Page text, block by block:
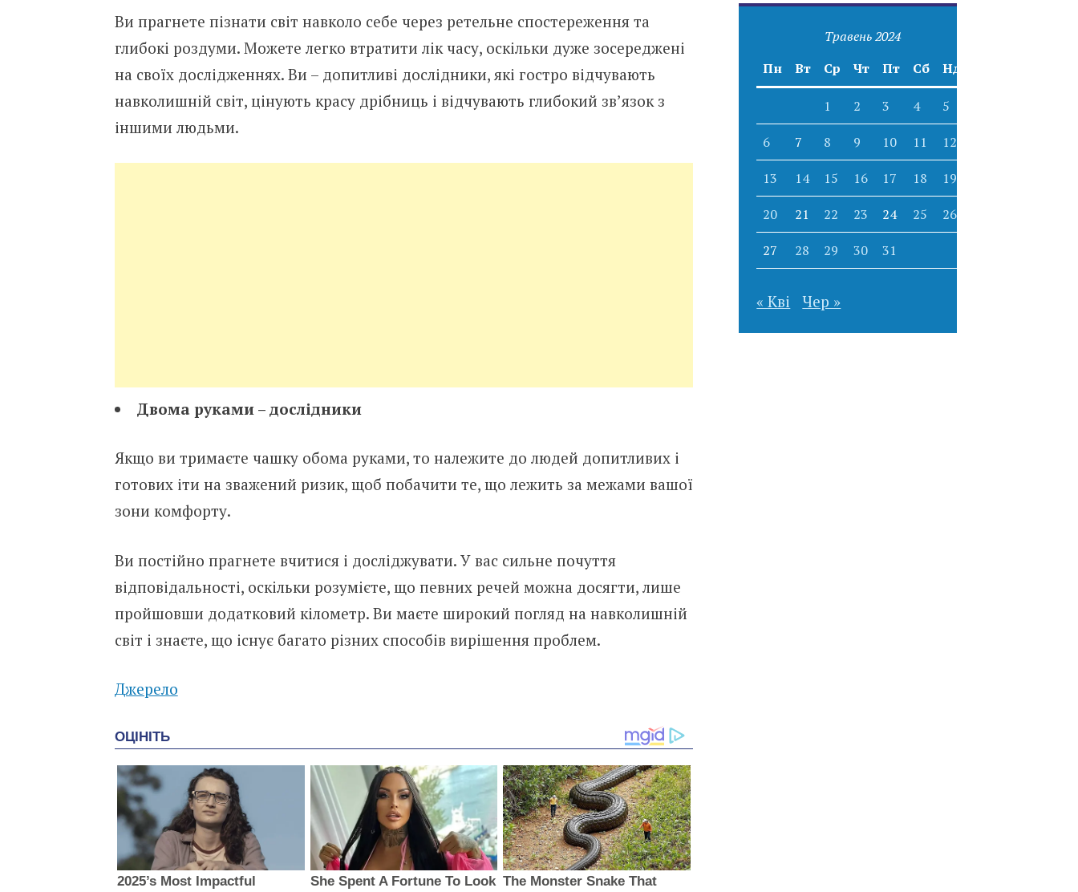
Ви прагнете пізнати світ навколо себе через ретельне спостереження та
глибокі роздуми. Можете легко втратити лік часу, оскільки дуже зосереджені
на своїх дослідженнях. Ви – допитливі дослідники, які гостро відчувають
навколишній світ, цінують красу дрібниць і відчувають глибокий зв’язок з
іншими людьми.
Двома руками – дослідники
Якщо ви тримаєте чашку обома руками, то належите до людей допитливих і
готових іти на зважений ризик, щоб побачити те, що лежить за межами вашої
зони комфорту.
Ви постійно прагнете вчитися і досліджувати. У вас сильне почуття
відповідальності, оскільки розумієте, що певних речей можна досягти, лише
пройшовши додатковий кілометр. Ви маєте широкий погляд на навколишній
світ і знаєте, що існує багато різних способів вирішення проблем.
Джерело
Травень 2024
Пн
Вт Ср Чт Пт Сб Нд
1 2 3 4 5
6 7 8 9 10 11 12
13 14 15 16 17 18 19
20 21 22 23 24 25 26
27 28 29 30 31
« Кві Чер »